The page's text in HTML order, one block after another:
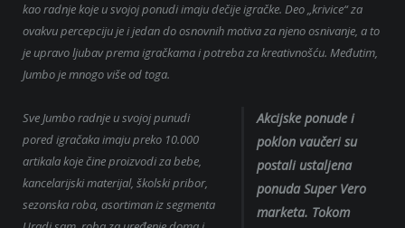
kao radnje koje u svojoj ponudi imaju dečije igračke. Deo „krivice“ za
ovakvu percepciju je i jedan do osnovnih motiva za njeno osnivanje, a to
je upravo ljubav prema igračkama i potreba za kreativnošću. Međutim,
Jumbo je mnogo više od toga.
Akcijske ponude i
poklon vaučeri su
postali ustaljena
ponuda Super Vero
marketa. Tokom
Sve Jumbo radnje u svojoj punudi
pored igračaka imaju preko 10.000
artikala koje čine proizvodi za bebe,
kancelarijski materijal, školski pribor,
sezonska roba, asortiman iz segmenta